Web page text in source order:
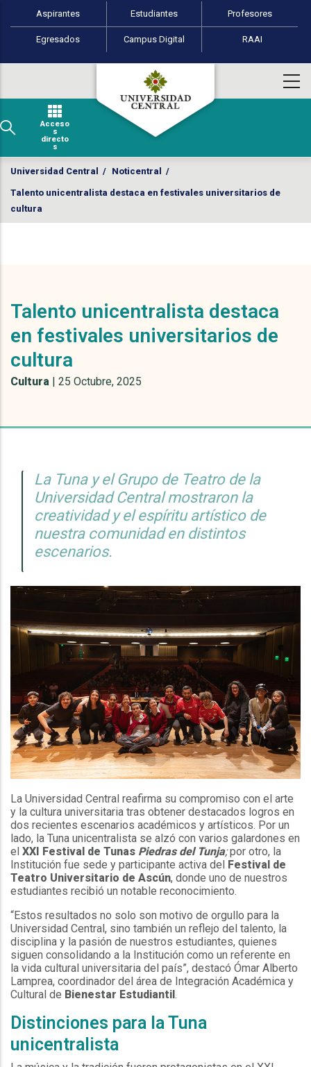
Pasar al contenido principal
Perfiles de usuario
Aspirantes Estudiantes Profesores
Egresados Campus Digital RAAI
Acceso
s
directo
s
Universidad Central / Noticentral /
Talento unicentralista destaca en festivales universitarios de
cultura
Talento unicentralista destaca
en festivales universitarios de
cultura
Cultura | 25 Octubre, 2025
La Tuna y el Grupo de Teatro de la
Universidad Central mostraron la
creatividad y el espíritu artístico de
nuestra comunidad en distintos
escenarios.
La Universidad Central reafirma su compromiso con el arte
y la cultura universitaria tras obtener destacados logros en
dos recientes escenarios académicos y artísticos. Por un
lado, la Tuna unicentralista se alzó con varios galardones en
el XXI Festival de Tunas Piedras del Tunja;por otro, la
Institución fue sede y participante activa del
Festival de
Teatro Universitario de Ascún, donde uno de nuestros
estudiantes recibió un notable reconocimiento.
“Estos resultados no solo son motivo de orgullo para la
Universidad Central, sino también un reflejo del talento, la
disciplina y la pasión de nuestros estudiantes, quienes
siguen consolidando a la Institución como un referente en
la vida cultural universitaria del país”, destacó Ómar Alberto
Lamprea, coordinador del área de Integración Académica y
Cultural de Bienestar Estudiantil .
Distinciones para la Tuna
unicentralista